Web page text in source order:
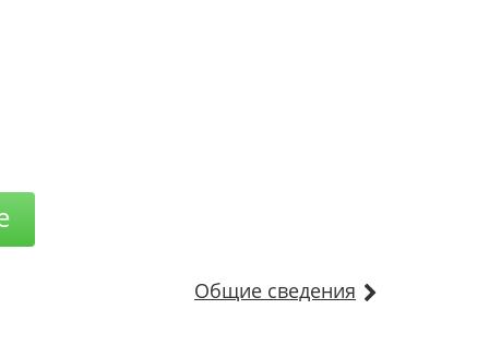
Общие сведения